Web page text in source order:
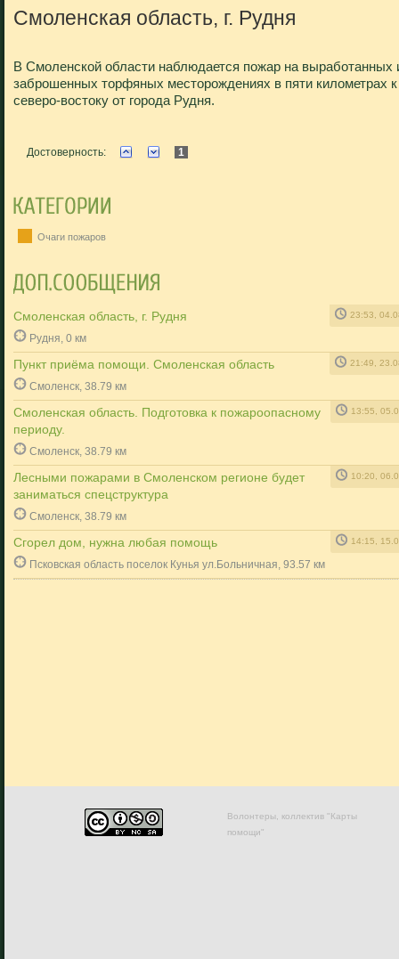
Смоленская область, г. Рудня
В Смоленской области наблюдается пожар на выработанных
заброшенных торфяных месторождениях в пяти километрах к
северо-востоку от города Рудня.
Достоверность: 1
Очаги пожаров
Смоленская область, г. Рудня 23:53,
Рудня, 0 км
Пункт приёма помощи. Смоленская область 21:49,
Смоленск, 38.79 км
Смоленская область. Подготовка к пожароопасному
периоду.
13:55,
Смоленск, 38.79 км
Лесными пожарами в Смоленском регионе будет
заниматься спецструктура
10:20,
Смоленск, 38.79 км
Сгорел дом, нужна любая помощь 14:15,
Псковская область поселок Кунья ул.Больничная, 93.57 км
Волонтеры, коллектив "Карты
помощи"